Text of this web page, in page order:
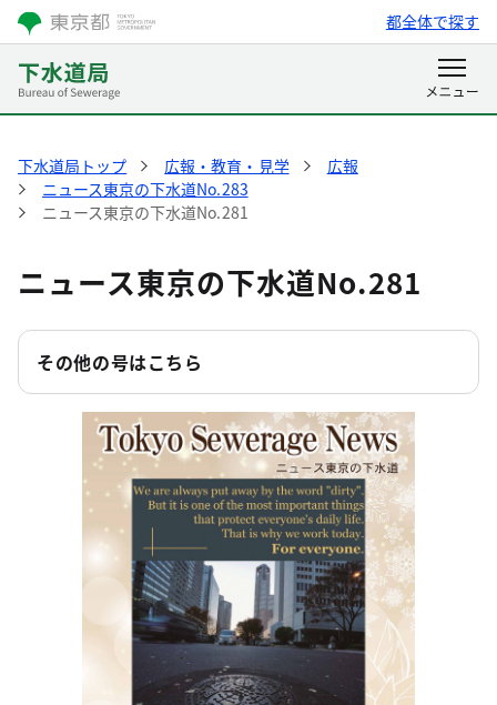
都全体で探す
下水道局トップ 広報・教育・見学
広報
ニュース東京の下水道No.283
ニュース東京の下水道No.281
ニュース東京の下水道No.281
その他の号はこちら